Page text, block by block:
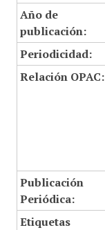
Año de
publicación:
Periodicidad:
Relación OPAC:
Publicación
Periódica:
Etiquetas